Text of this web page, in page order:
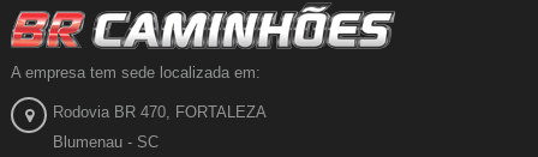
A empresa tem sede localizada em:
Rodovia BR 470, FORTALEZA
Blumenau - SC